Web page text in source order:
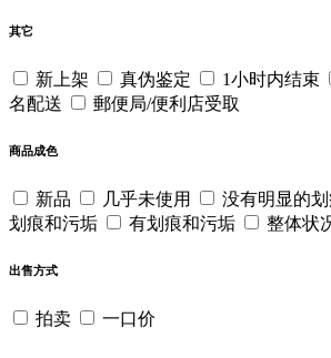
其它
新上架 真伪鉴定 1小时内结束
名配送
郵便局/便利店受取
商品成色
新品 几乎未使用 没有明显的
划痕和污垢
有划痕和污垢 整体状
出售方式
拍卖 一口价